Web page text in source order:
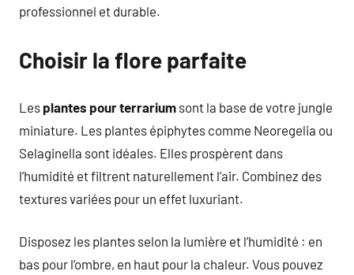
professionnel et durable.
Choisir la flore parfaite
Les plantes pour terrarium sont la base de votre jungle
miniature. Les plantes épiphytes comme Neoregelia ou
Selaginella sont idéales. Elles prospèrent dans
l’humidité et filtrent naturellement l’air. Combinez des
textures variées pour un effet luxuriant.
Disposez les plantes selon la lumière et l’humidité : en
bas pour l’ombre, en haut pour la chaleur. Vous pouvez